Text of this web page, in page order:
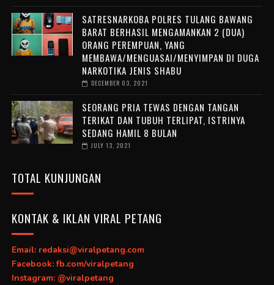
SATRESNARKOBA POLRES TULANG BAWANG
BARAT BERHASIL MENGAMANKAN 2 (DUA)
ORANG PEREMPUAN, YANG
MEMBAWA/MENGUASAI/MENYIMPAN DI DUGA
NARKOTIKA JENIS SHABU
DECEMBER 03, 2021
SEORANG PRIA TEWAS DENGAN TANGAN
TERIKAT DAN TUBUH TERLIPAT, ISTRINYA
SEDANG HAMIL 8 BULAN
JULY 13, 2021
TOTAL KUNJUNGAN
KONTAK & IKLAN VIRAL PETANG
Email: redaksi@viralpetang.com
Facebook: fb.com/viralpetang
Instagram: @viralpetang